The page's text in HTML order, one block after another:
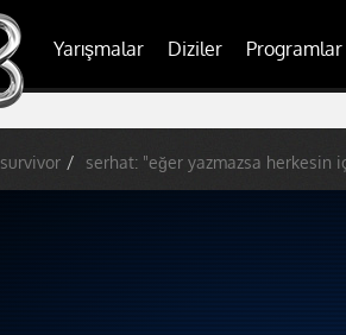
Yarışmalar Diziler Programlar
survivor serhat: "eğer yazmazsa herkesin